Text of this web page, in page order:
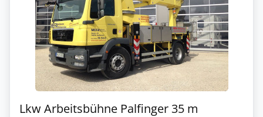
Lkw Arbeitsbühne Palfinger 35 m